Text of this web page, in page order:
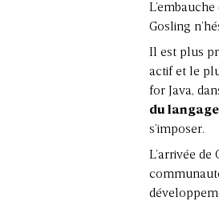
L’embauche
Gosling
Il est plus
actif et le
for Java,
du langage
s’imposer.
L’arrivée